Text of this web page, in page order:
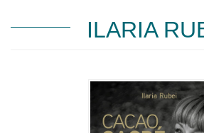
ILARIA